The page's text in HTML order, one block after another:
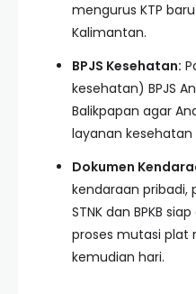
mengurus KTP
Kalimantan.
BPJS Kesehatan:
kesehatan) BPJS
Balikpapan agar
layanan
Dokumen
kendaraan pribadi,
STNK dan BPKB
proses mutasi plat
kemudian hari.